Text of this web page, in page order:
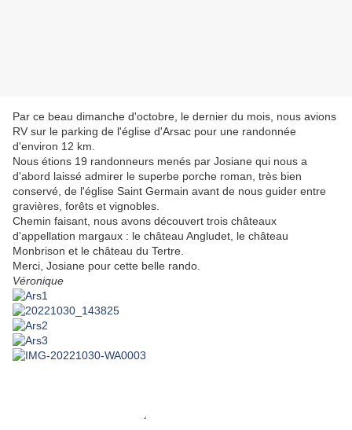
Par ce beau dimanche d'octobre, le dernier du mois, nous avions
RV sur le parking de l'église d'Arsac pour une randonnée
d'environ 12 km.
Nous étions 19 randonneurs menés par Josiane qui nous a
d'abord laissé admirer le superbe porche roman, très bien
conservé, de l'église Saint Germain avant de nous guider entre
gravières, forêts et vignobles.
Chemin faisant, nous avons découvert trois châteaux
d'appellation margaux : le château Angludet, le château
Monbrison et le château du Tertre.
Merci, Josiane pour cette belle rando.
Véronique